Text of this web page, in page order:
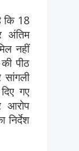
कि 18
अंतिम
नहीं
पीठ
गए
आरोप
निर्देश